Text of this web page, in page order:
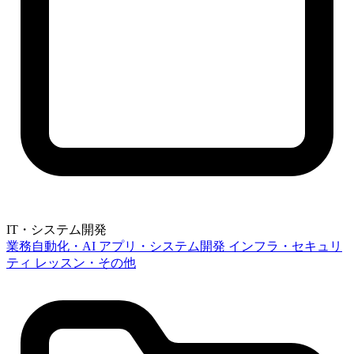
IT・システム開発
業務自動化・AI アプリ・システム開発 インフラ・セキュリ
ティ レッスン・その他